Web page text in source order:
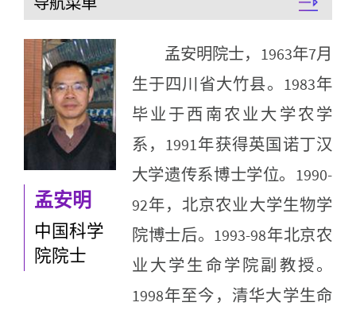
孟安明
中国科学
院院士
孟安明院士，1963年7月
生于四川省大竹县。1983年
毕业于西南农业大学农学
系，1991年获得英国诺丁汉
大学遗传系博士学位。1990-
92年，北京农业大学生物学
院博士后。1993-98年北京农
业大学生命学院副教授。
1998年至今，清华大学生命